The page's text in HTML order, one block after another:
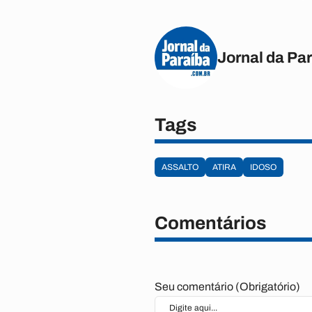
Jornal da
Tags
ASSALTO ATIRA IDOSO
Comentários
Seu comentário (Obrigatório)